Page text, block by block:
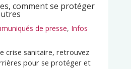
comment se protéger
de presse, Infos
crise sanitaire, retrouvez
pour se protéger et